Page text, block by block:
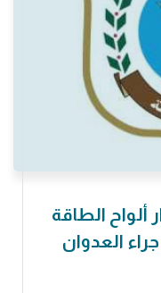
ألواح الطاقة
العدوان